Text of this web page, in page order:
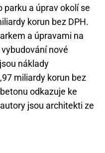
a úprav okolí se
korun bez DPH.
a úpravami na
nové
náklady
miliardy korun bez
odkazuje ke
jsou architekti ze